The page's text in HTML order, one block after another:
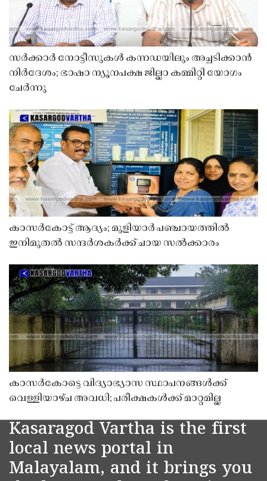
സർക്കാർ നോട്ടീസുകൾ കന്നഡയിലും അച്ചടിക്കാൻ
നിർദേശം; ഭാഷാ ന്യൂനപക്ഷ ജില്ലാ കമ്മിറ്റി യോഗം
ചേർന്നു
കാസർകോട്ട് ആദ്യം; മുളിയാർ പഞ്ചായത്തിൽ
ഇനിമുതൽ സന്ദർശകർക്ക് ചായ സൽക്കാരം
കാസർകോട്ടെ വിദ്യാഭ്യാസ സ്ഥാപനങ്ങൾക്ക്
വെള്ളിയാഴ്ച അവധി; പരീക്ഷകൾക്ക് മാറ്റമില്ല
Kasaragod Vartha is the first
local news portal in
Malayalam, and it brings you